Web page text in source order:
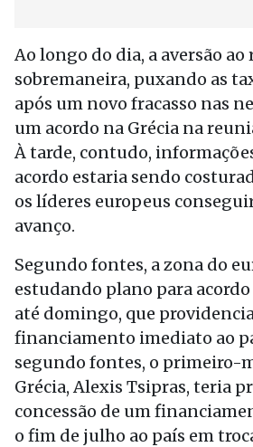
Ao longo do dia, a aversão ao
sobremaneira, puxando as
após um novo fracasso nas
um acordo na Grécia na
À tarde, contudo,
acordo estaria sendo
os líderes europeus
avanço.
Segundo fontes, a zona do
estudando plano para
até domingo, que
financiamento imediato ao
segundo fontes, o primeiro-
Grécia, Alexis Tsipras, teria
concessão de um
o fim de julho ao país em